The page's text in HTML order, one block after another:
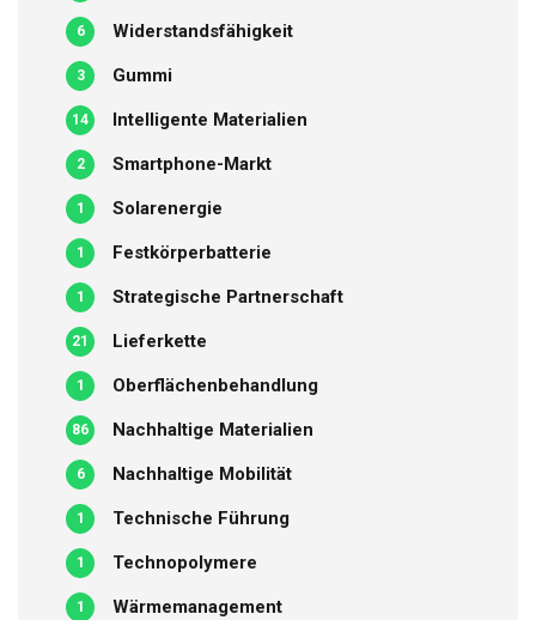
Widerstandsfähigkeit
6
Gummi
3
Intelligente Materialien
14
Smartphone-Markt
2
Solarenergie
1
Festkörperbatterie
1
Strategische Partnerschaft
1
Lieferkette
21
Oberflächenbehandlung
1
Nachhaltige Materialien
86
Nachhaltige Mobilität
6
Technische Führung
1
Technopolymere
1
Wärmemanagement
1